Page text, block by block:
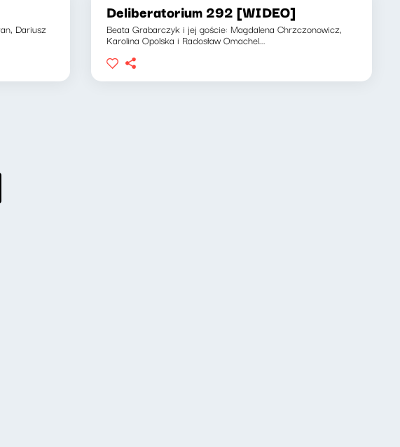
Dariusz
Deliberatorium 292 [WIDEO]
Beata Grabarczyk i jej goście: Magdalena Chrzczonowicz,
Karolina Opolska i Radosław Omachel...